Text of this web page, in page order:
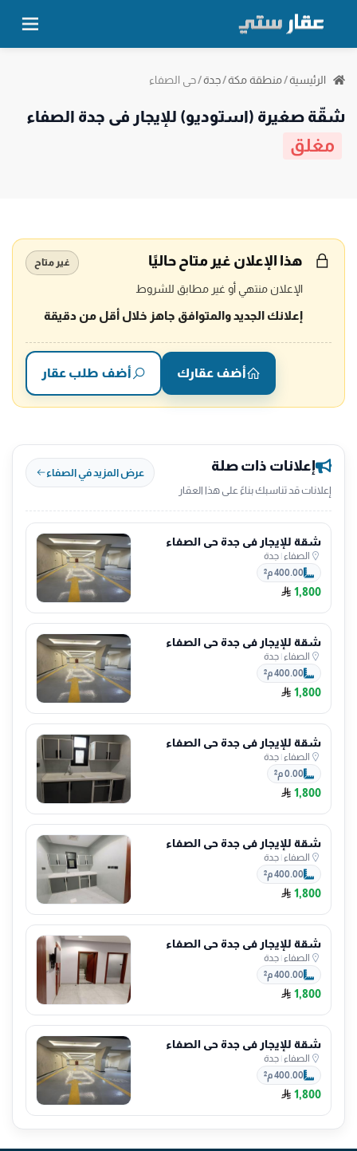
الرئيسية/منطقة مكة/جدة/حي الصفاء
شقَّة صغيرة (استوديو) للإيجار في جدة الصفاء
مغلق
هذا الإعلان غير متاح حاليًا غير متاح
الإعلان منتهي أو غير مطابق للشروط
إعلانك الجديد والمتوافق جاهز خلال أقل من دقيقة
أضف عقارك أضف طلب عقار
إعلانات ذات صلة
إعلانات قد تناسبك بناءً على هذا العقار
عرض المزيد في الصفاء
شقة للإيجار في جدة حي الصفاء
الصفاء | جدة
400.00 م²
1,800
شقة للإيجار في جدة حي الصفاء
الصفاء | جدة
400.00 م²
1,800
شقة للإيجار في جدة حي الصفاء
الصفاء | جدة
0.00 م²
1,800
شقة للإيجار في جدة حي الصفاء
الصفاء | جدة
400.00 م²
1,800
شقة للإيجار في جدة حي الصفاء
الصفاء | جدة
400.00 م²
1,800
شقة للإيجار في جدة حي الصفاء
الصفاء | جدة
400.00 م²
1,800